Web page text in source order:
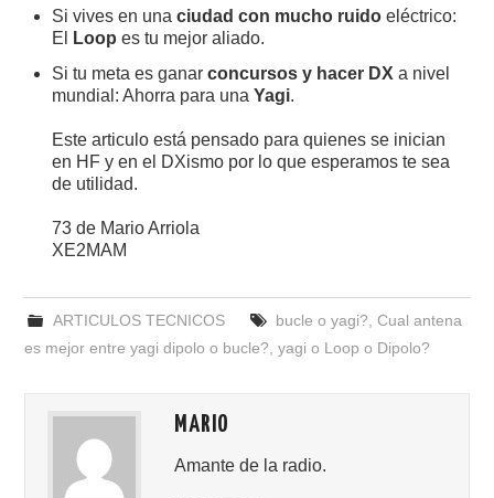
Si vives en unaciudad con mucho ruido eléctrico:
El
Loop es tu mejor aliado.
Si tu meta es ganarconcursos y hacer DX a nivel
mundial: Ahorra para unaYagi.
Este articulo está pensado para quienes se inician
en HF y en el DXismo por lo que esperamos te sea
de utilidad.
73 de Mario Arriola
XE2MAM
ARTICULOS TECNICOS bucle o yagi? Cual antena
es mejor entre yagi dipolo o bucle? ,yagi o Loop o Dipolo?
MARIO
Amante de la radio.